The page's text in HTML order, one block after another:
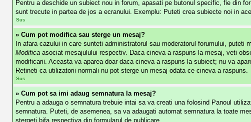
Pentru a deschide un subiect nou in forum, apasati pe butonul specific, fie din
sunt trecute in partea de jos a ecranului. Exemplu: Puteti crea subiecte noi in
Sus
» Cum pot modifica sau sterge un mesaj?
In afara cazului in care sunteti administratorul sau moderatorul forumului,
Modifica asociat mesajulului respectiv. Daca cineva a raspuns la mesaj, veti
modificarii. Aceasta va aparea doar daca cineva a raspuns la subiect; nu va
Retineti ca utilizatorii normali nu pot sterge un mesaj odata ce cineva a raspuns.
Sus
» Cum pot sa imi adaug semnatura la mesaj?
Pentru a adauga o semnatura trebuie intai sa va creati una folosind Panoul
semnatura. Puteti, de asemenea, sa va adaugati automat semnatura la toate
stergeti bifa respectiva din formularul de publicare.